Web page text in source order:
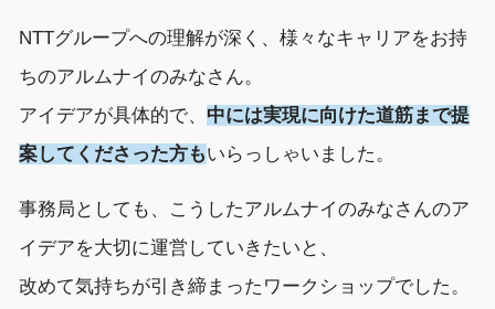
NTTグループへの理解が深く、 様々なキャリアをお持
ちのアルムナイのみなさん。
アイデアが具体的で、 中には実現に向けた道筋まで提
案してくださった方もいらっしゃいました。
事務局としても、こうしたアルムナイのみなさんのア
イデアを大切に運営していきたいと 、
改めて気持ちが引き締まったワークショップでした。